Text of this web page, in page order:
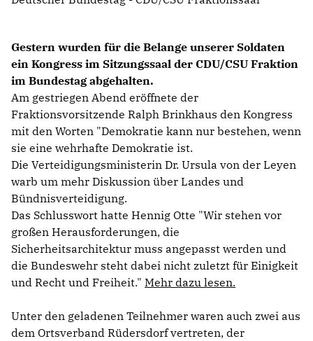
Gestern wurden für die Belange unserer Soldaten
ein Kongress im Sitzungssaal der CDU/CSU Fraktion
im Bundestag abgehalten.
Am gestriegen Abend eröffnete der
Fraktionsvorsitzende Ralph Brinkhaus den Kongress
mit den Worten "Demokratie kann nur bestehen, wenn
sie eine wehrhafte Demokratie ist.
Die Verteidigungsministerin Dr. Ursula von der Leyen
warb um mehr Diskussion über Landes und
Bündnisverteidigung.
Das Schlusswort hatte Hennig Otte "Wir stehen vor
großen Herausforderungen, die
Sicherheitsarchitektur muss angepasst werden und
die Bundeswehr steht dabei nicht zuletzt für Einigkeit
und Recht und Freiheit." Mehr dazu lesen.
Unter den geladenen Teilnehmer waren auch zwei aus
dem Ortsverband Rüdersdorf vertreten, der